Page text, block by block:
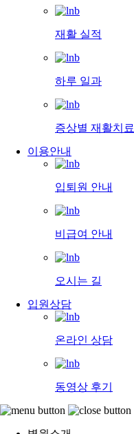
재활 실적
하루 일과
증상별 재활치료
이용안내
입퇴원 안내
비급여 안내
오시는 길
입원상담
온라인 상담
동영상 후기